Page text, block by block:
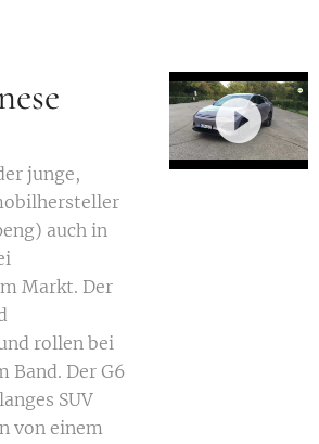
junge,
auch in
Markt. Der
rollen bei
Band. Der G6
SUV
von einem